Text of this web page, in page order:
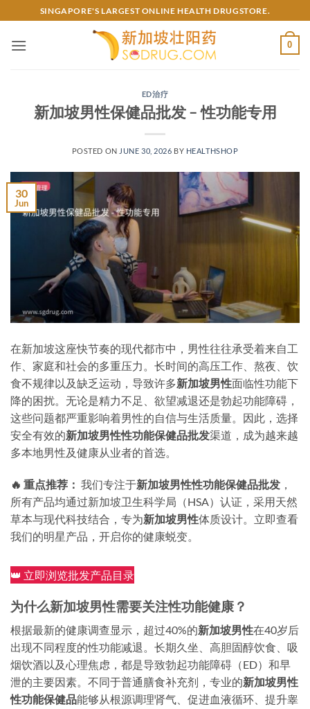
to
content
SINGAPORE'S LARGEST ONLINE HEALTH DRUGSTORE.
0
ED治疗
新加坡男性保健品批发 – 性功能专用
POSTED ON JUNE 30, 2026 BY HEALTHSHOP
30
Jun
在新加坡这座快节奏的现代都市中，男性往往承受着来自工
作、家庭和社会的多重压力。长时间的高压工作、熬夜、饮
食不规律以及缺乏运动，导致许多新加坡男性面临性功能下
降的困扰。无论是精力不足、欲望减退还是勃起功能障碍，
这些问题都严重影响着男性的自信与生活质量。因此，选择
安全有效的新加坡男性性功能保健品批发渠道，成为越来越
多本地男性及健康从业者的首选。
🔥 重点推荐： 我们专注于新加坡男性性功能保健品批发 ，
所有产品均通过新加坡卫生科学局（HSA）认证，采用天然
草本与现代科技结合，专为新加坡男性体质设计。立即查看
我们的明星产品，开启你的健康蜕变。
👑 立即浏览批发产品目录
为什么新加坡男性需要关注性功能健康？
根据最新的健康调查显示，超过40%的新加坡男性在40岁后
出现不同程度的性功能减退。长期久坐、高胆固醇饮食、吸
烟饮酒以及心理焦虑，都是导致勃起功能障碍（ED）和早
泄的主要因素。不同于普通膳食补充剂，专业的新加坡男性
性功能保健品能够从根源调理肾气、促进血液循环、提升睾